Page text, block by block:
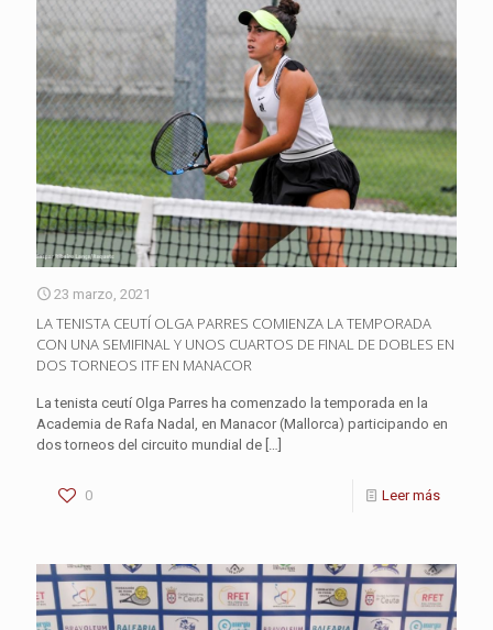
23 marzo, 2021
LA TENISTA CEUTÍ OLGA PARRES COMIENZA LA TEMPORADA
CON UNA SEMIFINAL Y UNOS CUARTOS DE FINAL DE DOBLES EN
DOS TORNEOS ITF EN MANACOR
La tenista ceutí Olga Parres ha comenzado la temporada en la
Academia de Rafa Nadal, en Manacor (Mallorca) participando en
dos torneos del circuito mundial de […]
0 Leer más